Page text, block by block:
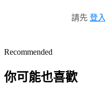
請先 登入
Recommended
你可能也喜歡